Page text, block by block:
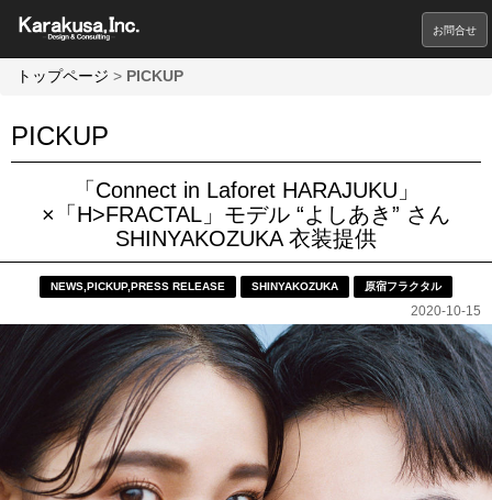
お問合せ
トップページ > PICKUP
PICKUP
「Connect in Laforet HARAJUKU」
×「H>FRACTAL」モデル “よしあき” さん
SHINYAKOZUKA 衣装提供
NEWS PICKUP,PRESS RELEASE SHINYAKOZUKA 原宿フラクタル
2020-10-15